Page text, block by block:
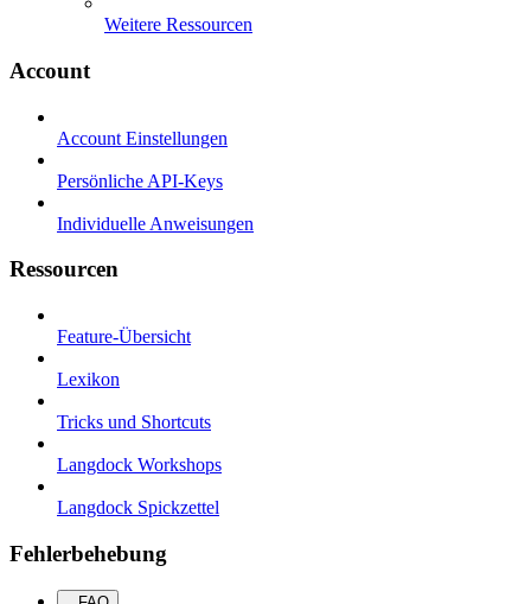
Weitere Ressourcen
Account
Account Einstellungen
Persönliche API-Keys
Individuelle Anweisungen
Ressourcen
Feature-Übersicht
Lexikon
Tricks und Shortcuts
Langdock Workshops
Langdock Spickzettel
Fehlerbehebung